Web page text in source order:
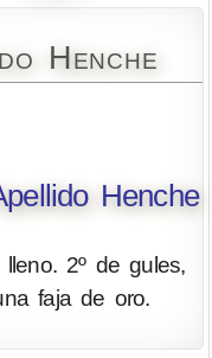
Henche
Henche
2º de gules,
faja de oro.